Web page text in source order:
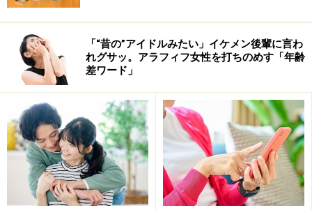
「“昔の”アイドルみたい」イケメン後輩に言わ
れグサッ。アラフィフ女性を打ちのめす「年齢
差ワード」